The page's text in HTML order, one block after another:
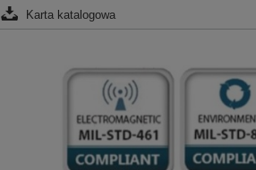
Karta katalogowa